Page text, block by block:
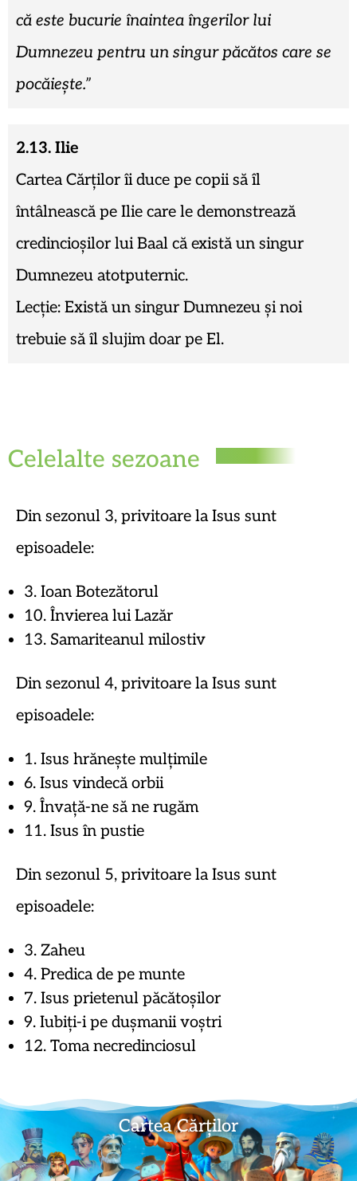
că este bucurie înaintea îngerilor lui
Dumnezeu pentru un singur păcătos care se
pocăiește.”
2.13. Ilie
Cartea Cărților îi duce pe copii să îl
întâlnească pe Ilie care le demonstrează
credincioșilor lui Baal că există un singur
Dumnezeu atotputernic.
Lecție: Există un singur Dumnezeu și noi
trebuie să îl slujim doar pe El.
Celelalte sezoane
Din sezonul 3, privitoare la Isus sunt
episoadele:
3. Ioan Botezătorul
10. Învierea lui Lazăr
13. Samariteanul milostiv
Din sezonul 4, privitoare la Isus sunt
episoadele:
1. Isus hrănește mulțimile
6. Isus vindecă orbii
9. Învață-ne să ne rugăm
11. Isus în pustie
Din sezonul 5, privitoare la Isus sunt
episoadele:
3. Zaheu
4. Predica de pe munte
7. Isus prietenul păcătoșilor
9. Iubiți-i pe dușmanii voștri
12. Toma necredinciosul
Cartea Cărților